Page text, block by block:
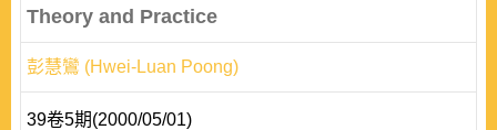
Theory and Practice
彭慧鸞 (Hwei-Luan Poong)
39卷5期(2000/05/01)